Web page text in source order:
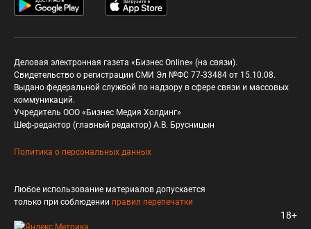
Деловая электронная газета «Бизнес Online» (на связи).
Свидетельство о регистрации СМИ Эл №ФС 77-33484 от 15.10.08.
Выдано федеральной службой по надзору в сфере связи и массовых
коммуникаций.
Учредитель ООО «Бизнес Медия Холдинг»
Шеф-редактор (главный редактор) А.В. Брусницын
Политика о персональных данных
Любое использование материалов допускается
только при соблюдении правил перепечатки
18+